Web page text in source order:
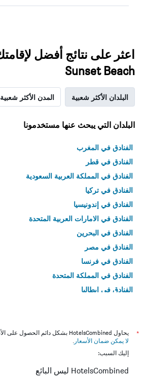
Sunset Beach
البلدان الأكثر شعبية المدن الأكثر شعبية
البلدان التي يبحث عنها مستخدمونا
الفنادق في المغرب
الفنادق في قطر
الفنادق في المملكة العربية السعودية
الفنادق في تركيا
الفنادق في إندونيسيا
الفنادق في الامارات العربية المتحدة
الفنادق في البحرين
الفنادق في مصر
الفنادق في فرنسا
الفنادق في المملكة المتحدة
الفنادق في إيطاليا
*
يحاول HotelsCombined بشكل دائم الحصول على الأسعار الدقيقة، ولكن
لا يمكن ضمان الأسعار .
إليك السبب:
HotelsCombined ليس البائع